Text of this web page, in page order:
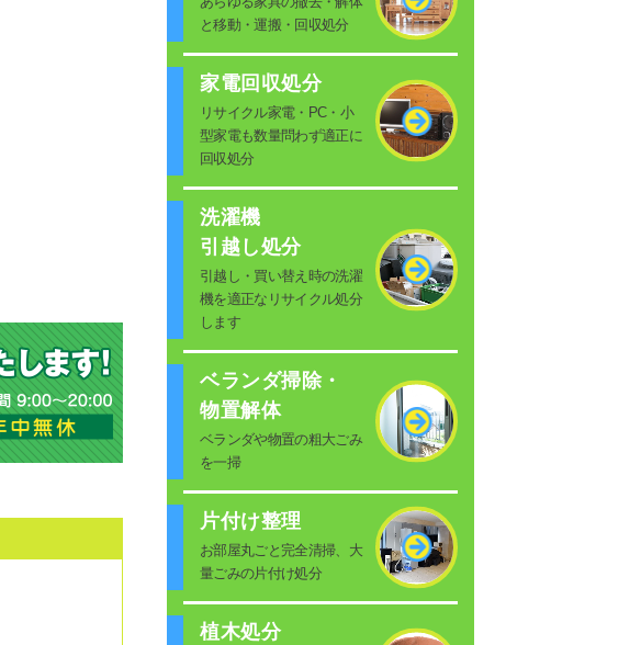
と移動・運搬・回収処分
家電回収処分
リサイクル家電・PC・小
型家電も数量問わず適正に
回収処分
洗濯機
引越し処分
引越し・買い替え時の洗濯
機を適正なリサイクル処分
します
ベランダ掃除・
物置解体
ベランダや物置の粗大ごみ
を一掃
片付け整理
お部屋丸ごと完全清掃、大
量ごみの片付け処分
植木処分